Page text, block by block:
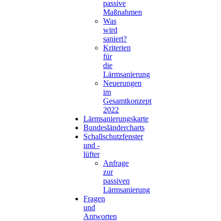
passive
Maßnahmen
Was
wird
saniert?
Kriterien
für
die
Lärmsanierung
Neuerungen
im
Gesamtkonzept
2022
Lärmsanierungskarte
Bundesländercharts
Schallschutzfenster
und -
lüfter
Anfrage
zur
passiven
Lärmsanierung
Fragen
und
Antworten